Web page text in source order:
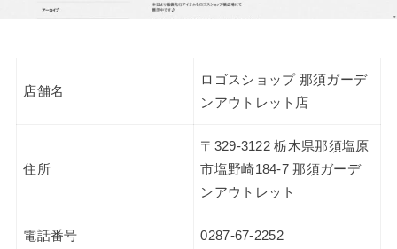
店舗名
ロゴスショップ 那須ガーデ
ンアウトレット店
住所
〒329-3122 栃木県那須塩原
市塩野崎184-7 那須ガーデ
ンアウトレット
電話番号 0287-67-2252